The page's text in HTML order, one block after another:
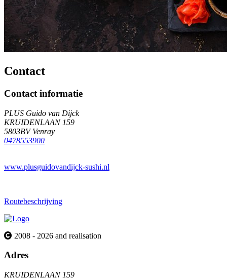
Contact
Contact informatie
PLUS Guido van Dijck
KRUIDENLAAN 159
5803BV Venray
0478553900
www.plusguidovandijck-sushi.nl
Routebeschrijving
2008 - 2026 and realisation
Adres
KRUIDENLAAN 159